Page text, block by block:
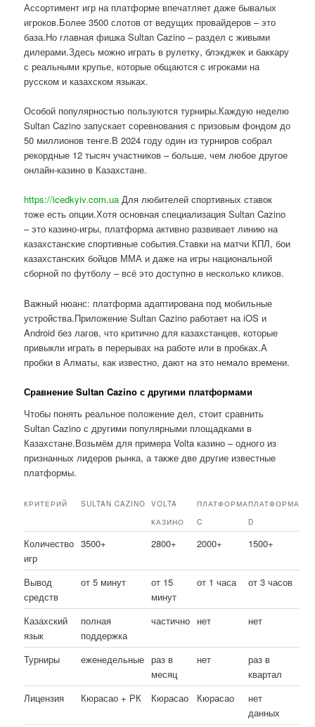
Ассортимент игр на платформе впечатляет даже бывалых
игроков.Более 3500 слотов от ведущих провайдеров – это
база.Но главная фишка Sultan Cazino – раздел с живыми
дилерами.Здесь можно играть в рулетку, блэкджек и баккару
с реальными крупье, которые общаются с игроками на
русском и казахском языках.
Особой популярностью пользуются турниры.Каждую неделю
Sultan Cazino запускает соревнования с призовым фондом до
50 миллионов тенге.В 2024 году один из турниров собрал
рекордные 12 тысяч участников – больше, чем любое другое
онлайн-казино в Казахстане.
https://icedkyiv.com.ua Для любителей спортивных ставок
тоже есть опции.Хотя основная специализация Sultan Cazino
– это казино-игры, платформа активно развивает линию на
казахстанские спортивные события.Ставки на матчи КПЛ, бои
казахстанских бойцов ММА и даже на игры национальной
сборной по футболу – всё это доступно в несколько кликов.
Важный нюанс: платформа адаптирована под мобильные
устройства.Приложение Sultan Cazino работает на iOS и
Android без лагов, что критично для казахстанцев, которые
привыкли играть в перерывах на работе или в пробках.А
пробки в Алматы, как известно, дают на это немало времени.
Сравнение Sultan Cazino с другими платформами
Чтобы понять реальное положение дел, стоит сравнить
Sultan Cazino с другими популярными площадками в
Казахстане.Возьмём для примера Volta казино – одного из
признанных лидеров рынка, а также две другие известные
платформы.
КРИТЕРИЙ SULTAN CAZINO
VOLTA
КАЗИНО
ПЛАТФОРМА
C
ПЛАТФОРМА
D
Количество
игр
3500+ 2800+ 2000+ 1500+
Вывод
средств
от 5 минут
от 15
минут
от 1 часа от 3 часов
Казахский
язык
полная
поддержка
частично нет нет
Турниры еженедельные раз в
месяц
нет
раз в
квартал
Лицензия
Кюрасао + РК Кюрасао Кюрасао
нет
данных